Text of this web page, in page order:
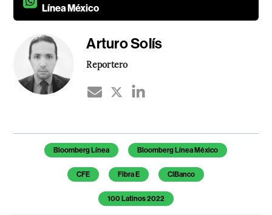
Línea México
Arturo Solís
Reportero
Temas de este artículo
Bloomberg Línea Bloomberg Línea México
CFE Fibra E CIBanco
100 Latinos 2022